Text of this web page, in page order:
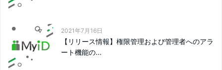
2021年7月16日
【リリース情報】権限管理および管理者へのアラ
ート機能の...